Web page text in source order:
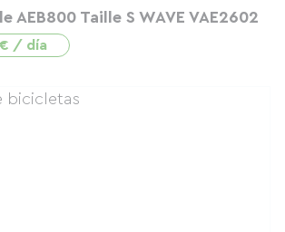
AEB800 Taille S WAVE VAE2602
/ día